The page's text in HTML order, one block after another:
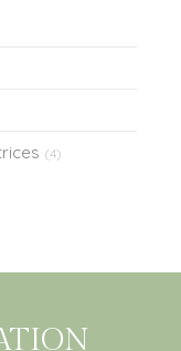
(4)